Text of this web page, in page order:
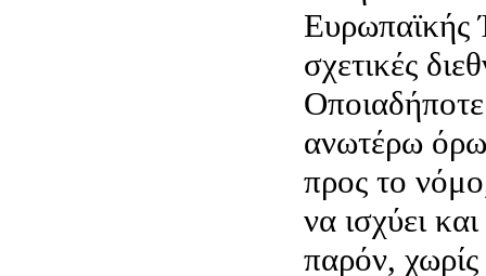
Ευρωπαϊκής
σχετικές
ανωτέρω
προς το
να ισχύει
παρόν,